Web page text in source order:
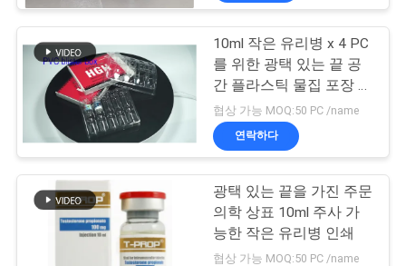
리
에
여
약병 라벨
256
10mL 작은 유리병
139
10ml 작은 유리병 x 4 PC
를 위한 광택 있는 끝 공
간 플라스틱 물집 포장 상
자
협상 가능 MOQ:50 PC /name
연락하다
광택 있는 끝을 가진 주문
의학 상표 10ml 주사 가
능한 작은 유리병 인쇄
협상 가능 MOQ:50 PC /name